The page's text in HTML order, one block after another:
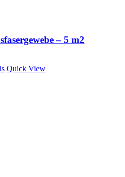
– 5 m2
Quick View